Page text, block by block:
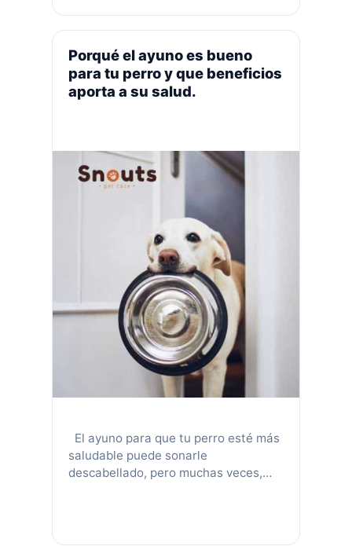
antiinflamatorio y antifúngico,
también mejora las habilidades
cognitivas en pacientes con
Alzheimer. Para uso tópico, es un
perfecto humectante y bálsamo labial
…Leer más
Porqué el ayuno es bueno
para tu perro y que beneficios
aporta a su salud.
El ayuno para que tu perro esté más
saludable puede sonarle
descabellado, pero muchas veces,
resistirte porque … siendo realistas,